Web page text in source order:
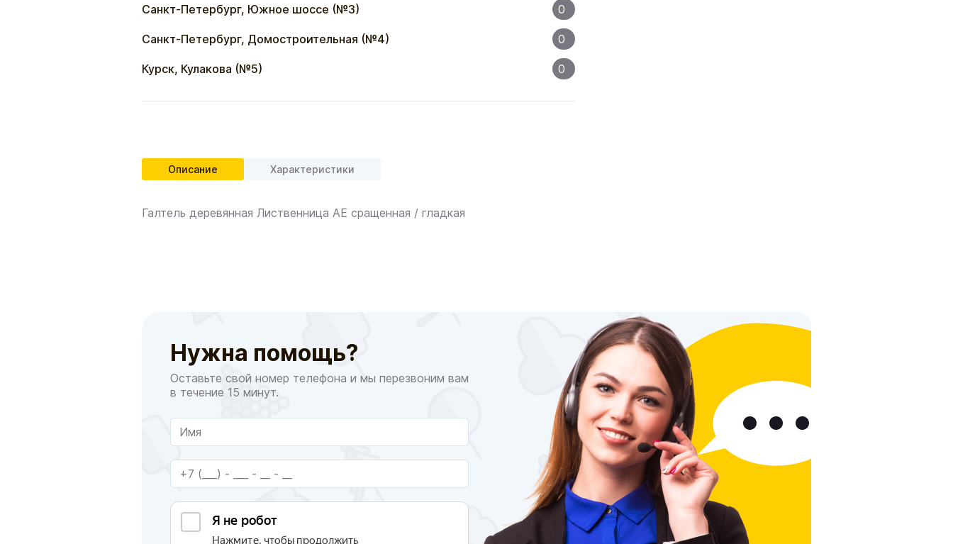
Санкт-Петербург, Южное шоссе (№3) 0
Санкт-Петербург, Домостроительная (№4) 0
Курск, Кулакова (№5) 0
Описание Характеристики
Галтель деревянная Лиственница АЕ сращенная / гладкая
Нужна помощь?
Оставьте свой номер телефона и мы перезвоним вам
в течение 15 минут.